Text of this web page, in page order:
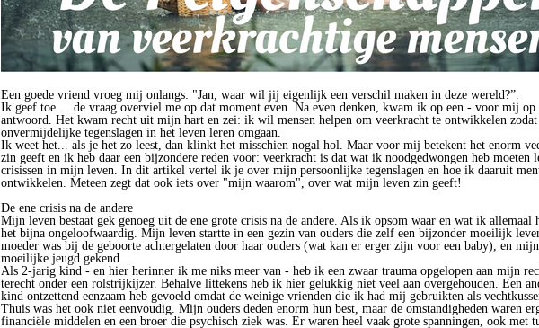
Een goede vriend vroeg mij onlangs: "Jan, waar wil jij eigenlijk een verschil maken in deze wereld?”.
Ik geef toe ... de vraag overviel me op dat moment even. Na even denken, kwam ik op een - voor mij op
antwoord. Het kwam recht uit mijn hart en zei: ik wil mensen helpen om veerkracht te ontwikkelen zodat
onvermijdelijke tegenslagen in het leven leren omgaan.
Ik weet het... als je het zo leest, dan klinkt het misschien nogal hol. Maar voor mij betekent het enorm
zin geeft en ik heb daar een bijzondere reden voor: veerkracht is dat wat ik noodgedwongen heb moeten
crisissen in mijn leven. In dit artikel vertel ik je over mijn persoonlijke tegenslagen en hoe ik daaruit
ontwikkelen. Meteen zegt dat ook iets over "mijn waarom", over wat mijn leven zin geeft!
De ene crisis na de andere
Mijn leven bestaat gek genoeg uit de ene grote crisis na de andere. Als ik opsom waar en wat ik allemaal
het bijna ongeloofwaardig. Mijn leven startte in een gezin van ouders die zelf een bijzonder moeilijk
moeder was bij de geboorte achtergelaten door haar ouders (wat kan er erger zijn voor een baby), en
moeilijke jeugd gekend.
Als 2-jarig kind - en hier herinner ik me niks meer van - heb ik een zwaar trauma opgelopen aan mijn
terecht onder een rolstrijkijzer. Behalve littekens heb ik hier gelukkig niet veel aan overgehouden. Een
kind ontzettend eenzaam heb gevoeld omdat de weinige vrienden die ik had mij gebruikten als
Thuis was het ook niet eenvoudig. Mijn ouders deden enorm hun best, maar de omstandigheden waren
financiële middelen en een broer die psychisch ziek was. Er waren heel vaak grote spanningen, ook met